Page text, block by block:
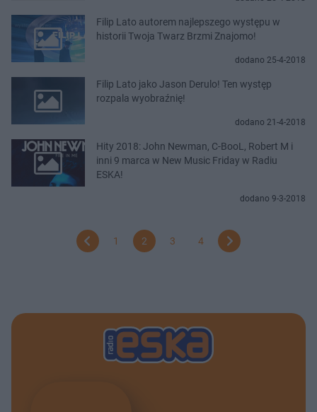
Filip Lato autorem najlepszego występu w
historii Twoja Twarz Brzmi Znajomo!
dodano 25-4-2018
Filip Lato jako Jason Derulo! Ten występ
rozpala wyobraźnię!
dodano 21-4-2018
Hity 2018: John Newman, C-BooL, Robert M i
inni 9 marca w New Music Friday w Radiu
ESKA!
dodano 9-3-2018
1 2 3 4